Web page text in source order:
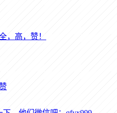
，高，赞！